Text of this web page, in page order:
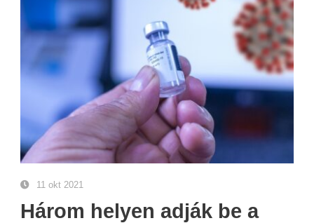
11 okt 2021
Három helyen adják be a